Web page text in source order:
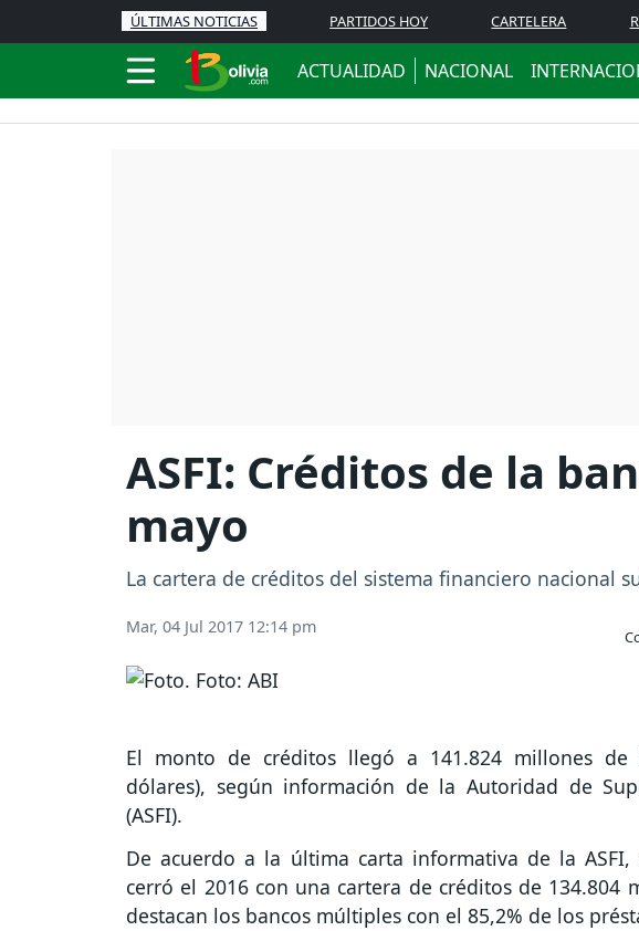
ÚLTIMAS NOTICIAS PARTIDOS HOY CARTELERA
ACTUALIDAD NACIONAL
ASFI: Créditos de la
mayo
La cartera de créditos del sistema financiero nacional
Mar, 04 Jul 2017 12:14 pm
El monto de créditos llegó a 141.824 millones de
dólares), según información de la Autoridad de
(ASFI).
De acuerdo a la última carta informativa de la
cerró el 2016 con una cartera de créditos de 134.804
destacan los bancos múltiples con el 85,2% de los